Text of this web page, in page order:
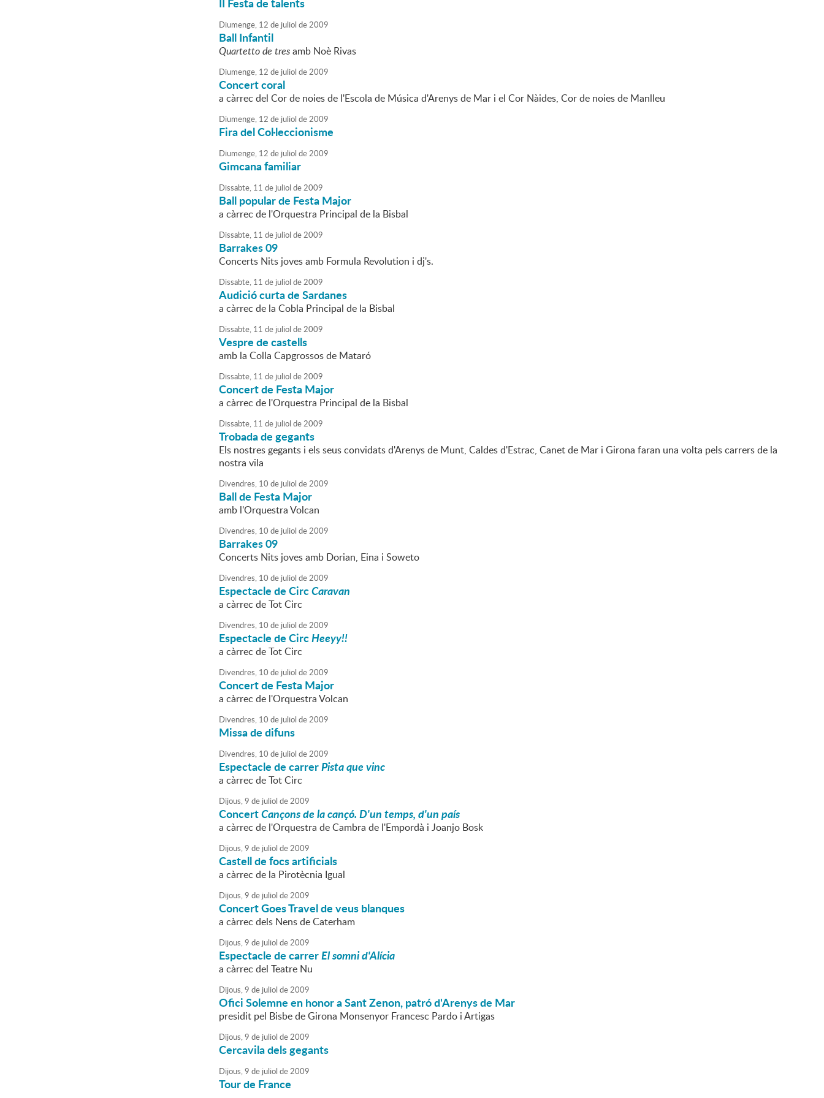
Diumenge, 12 de juliol de2009
Ball Infantil
Quartetto de tresamb Noè Rivas
Diumenge, 12 de juliol de2009
Concert coral
a càrrec del Cor de noies de l'Escola de Música d'Arenys de Mar i el Cor Nàides, Cor de noies de Manlleu
Diumenge, 12 de juliol de2009
Fira del Col·leccionisme
Diumenge, 12 de juliol de2009
Gimcana familiar
Dissabte, 11 de juliol de2009
Ball popular de Festa Major
a càrrec de l'Orquestra Principal de la Bisbal
Dissabte, 11 de juliol de2009
Barrakes 09
Concerts Nits joves amb Formula Revolution i dj's.
Dissabte, 11 de juliol de2009
Audició curta de Sardanes
a càrrec de la Cobla Principal de la Bisbal
Dissabte, 11 de juliol de2009
Vespre de castells
amb la Colla Capgrossos de Mataró
Dissabte, 11 de juliol de2009
Concert de Festa Major
a càrrec de l'Orquestra Principal de la Bisbal
Dissabte, 11 de juliol de2009
Trobada de gegants
Els nostres gegants i els seus convidats d'Arenys de Munt, Caldes d'Estrac, Canet de Mar i Girona faran una volta pels carrers de la
nostra vila
Divendres, 10 de juliol de2009
Ball de Festa Major
amb l'Orquestra Volcan
Divendres, 10 de juliol de2009
Barrakes 09
Concerts Nits joves amb Dorian, Eina i Soweto
Divendres, 10 de juliol de2009
Espectacle de CircCaravan
a càrrec de Tot Circ
Divendres, 10 de juliol de2009
Espectacle de CircHeeyy!!
a càrrec de Tot Circ
Divendres, 10 de juliol de2009
Concert de Festa Major
a càrrec de l'Orquestra Volcan
Divendres, 10 de juliol de2009
Missa de difuns
Divendres, 10 de juliol de2009
Espectacle de carrerPista que vinc
a càrrec de Tot Circ
Dijous,9 de juliol de2009
ConcertCançons de la cançó. D'un temps, d'un país
a càrrec de l'Orquestra de Cambra de l'Empordà i Joanjo Bosk
Dijous,9 de juliol de2009
Castell de focs artificials
a càrrec de la Pirotècnia Igual
Dijous,9 de juliol de2009
Concert Goes Travel de veus blanques
a càrrec dels Nens de Caterham
Dijous,9 de juliol de2009
Espectacle de carrerEl somni d'Alícia
a càrrec del Teatre Nu
Dijous,9 de juliol de2009
Ofici Solemne en honor a Sant Zenon, patró d'Arenys de Mar
presidit pel Bisbe de Girona Monsenyor Francesc Pardo i Artigas
Dijous,9 de juliol de2009
Cercavila dels gegants
Dijous,9 de juliol de2009
Tour de France